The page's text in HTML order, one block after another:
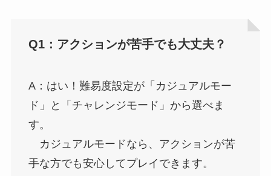
Q1：アクションが苦手でも大丈夫？
A：はい！難易度設定が「カジュアルモー
ド」と「チャレンジモード」から選べま
す。
カジュアルモードなら、アクションが苦
手な方でも安心してプレイできます。